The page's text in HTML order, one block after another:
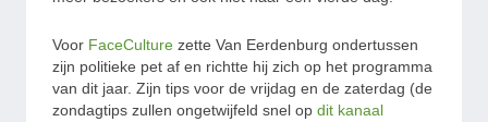
Voor FaceCulture zette Van Eerdenburg ondertussen
zijn politieke pet af en richtte hij zich op het programma
van dit jaar. Zijn tips voor de vrijdag en de zaterdag (de
zondagtips zullen ongetwijfeld snel op dit kanaal